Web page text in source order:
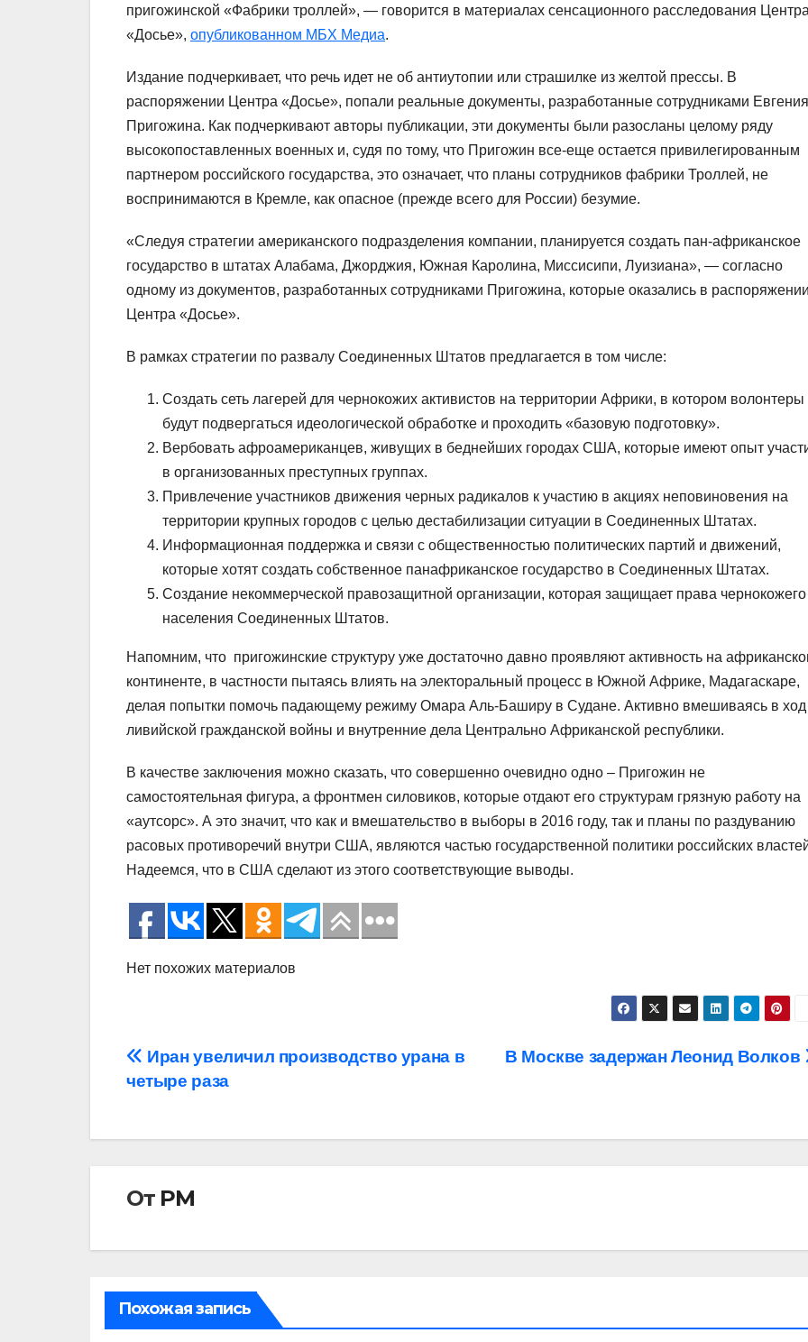
пригожинской «Фабрики троллей», — говорится в материалах сенсационного расследования
«Досье», опубликованном МБХ Медиа.
Издание подчеркивает, что речь идет не об антиутопии или страшилке из желтой прессы. В
распоряжении Центра «Досье», попали реальные документы, разработанные сотрудниками Евгения
Пригожина. Как подчеркивают авторы публикации, эти документы были разосланы целому ряду
высокопоставленных военных и, судя по тому, что Пригожин все-еще остается привилегированным
партнером российского государства, это означает, что планы сотрудников фабрики Троллей, не
воспринимаются в Кремле, как опасное (прежде всего для России) безумие.
«Следуя стратегии американского подразделения компании, планируется создать пан-африканское
государство в штатах Алабама, Джорджия, Южная Каролина, Миссисипи, Луизиана», — согласно
одному из документов, разработанных сотрудниками Пригожина, которые оказались в
Центра «Досье».
В рамках стратегии по развалу Соединенных Штатов предлагается в том числе:
Создать сеть лагерей для чернокожих активистов на территории Африки, в котором волонтеры
будут подвергаться идеологической обработке и проходить «базовую подготовку».
Вербовать афроамериканцев, живущих в беднейших городах США, которые имеют опыт
в организованных преступных группах.
Привлечение участников движения черных радикалов к участию в акциях неповиновения на
территории крупных городов с целью дестабилизации ситуации в Соединенных Штатах.
Информационная поддержка и связи с общественностью политических партий и движений,
которые хотят создать собственное панафриканское государство в Соединенных Штатах.
Создание некоммерческой правозащитной организации, которая защищает права чернокожего
населения Соединенных Штатов.
Напомним, что пригожинские структуру уже достаточно давно проявляют активность на
континенте, в частности пытаясь влиять на электоральный процесс в Южной Африке, Мадагаскаре,
делая попытки помочь падающему режиму Омара Аль-Баширу в Судане. Активно вмешиваясь в ход
ливийской гражданской войны и внутренние дела Центрально Африканской республики.
В качестве заключения можно сказать, что совершенно очевидно одно – Пригожин не
самостоятельная фигура, а фронтмен силовиков, которые отдают его структурам грязную работу на
«аутсорс». А это значит, что как и вмешательство в выборы в 2016 году, так и планы по раздуванию
расовых противоречий внутри США, являются частью государственной политики российских
Надеемся, что в США сделают из этого соответствующие выводы.
Нет похожих материалов
Навигация
записям
В Москве задержан Леонид Волков
Иран увеличил производство урана в
четыре раза
От РМ
Похожая запись